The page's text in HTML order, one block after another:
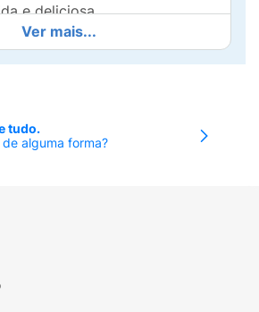
e deliciosa.
Aritana é, na verdade, um
assado de milho,
mais docinho e muito mais
aquela textura inconfundível
a qualquer hora do dia.
Ver mais...
tudo.
alguma forma?